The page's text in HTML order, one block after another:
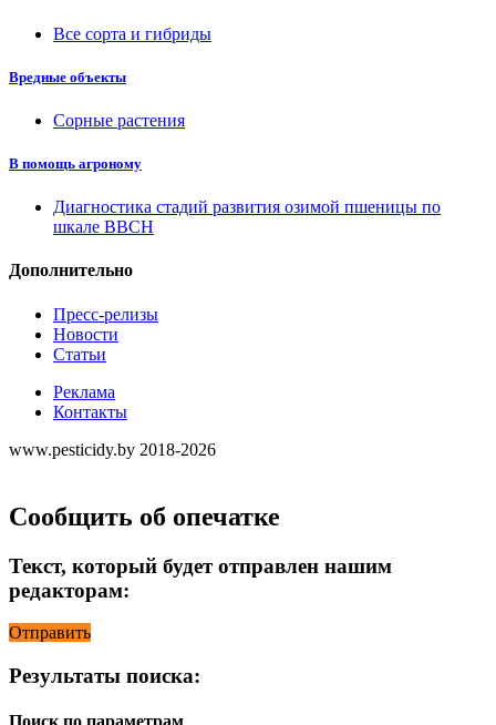
Все сорта и гибриды
Вредные объекты
Сорные растения
В помощь агроному
Диагностика стадий развития озимой пшеницы по
шкале ВВСН
Дополнительно
Пресс-релизы
Новости
Статьи
Реклама
Контакты
www.pesticidy.by 2018-2026
Сообщить об опечатке
Текст, который будет отправлен нашим
редакторам:
Отправить
Результаты поиска: